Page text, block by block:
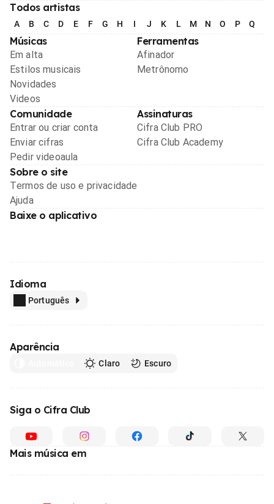
Todos artistas
A B C D E F G H I J K L M N O P Q
Músicas
Em alta
Estilos musicais
Novidades
Videos
Ferramentas
Afinador
Metrônomo
Comunidade
Entrar ou criar conta
Enviar cifras
Pedir videoaula
Assinaturas
Cifra Club PRO
Cifra Club Academy
Sobre o site
Termos de uso e privacidade
Ajuda
Baixe o aplicativo
Idioma
Português
Aparência
Claro Escuro
Siga o Cifra Club
Mais música em